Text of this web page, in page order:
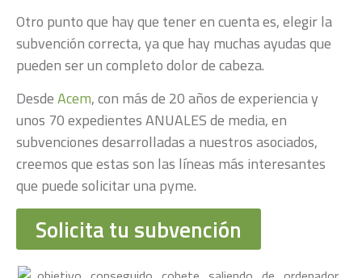
Otro punto que hay que tener en cuenta es, elegir la
subvención correcta, ya que hay muchas ayudas que
pueden ser un completo dolor de cabeza.
DesdeAcem, con más de 20 años de experiencia y
unos 70 expedientes ANUALES de media, en
subvenciones desarrolladas a nuestros asociados,
creemos que estas son las líneas más interesantes
que puede solicitar una pyme.
Solicita tu subvención